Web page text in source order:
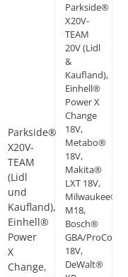
Parkside®
X20V-
TEAM
(Lidl
und
Kaufland),
Einhell®
Power
X
Change,
Parkside®
X20V-
TEAM
20V (Lidl
&
Kaufland),
Einhell®
Power X
Change
18V,
Metabo®
18V,
Makita®
LXT 18V,
Milwaukee®
M18,
Bosch®
GBA/ProCore
18V,
DeWalt®